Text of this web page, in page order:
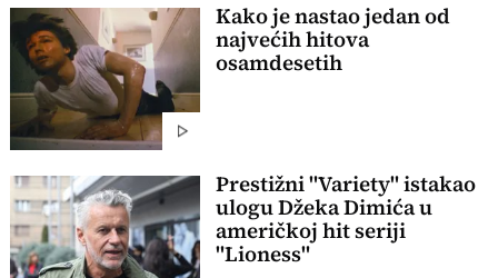
Kako je nastao jedan od
najvećih hitova
osamdesetih
Prestižni "Variety" istakao
ulogu Džeka Dimića u
američkoj hit seriji
"Lioness"